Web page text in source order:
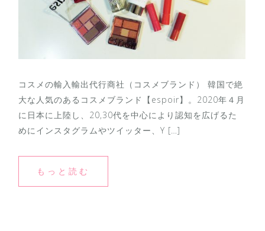
コスメの輸入輸出代行商社（コスメブランド） 韓国で絶
大な人気のあるコスメブランド【espoir】。2020年４月
に日本に上陸し、20,30代を中心により認知を広げるた
めにインスタグラムやツイッター、Y […]
もっと読む